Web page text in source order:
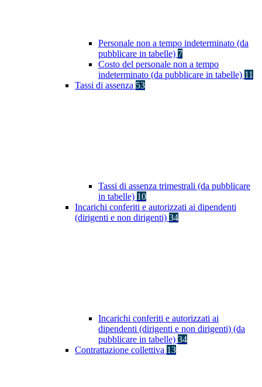
Personale non a tempo indeterminato (da
pubblicare in tabelle) 7
Costo del personale non a tempo
indeterminato (da pubblicare in tabelle) 11
Tassi di assenza 53
Tassi di assenza trimestrali (da pubblicare
in tabelle) 10
Incarichi conferiti e autorizzati ai dipendenti
(dirigenti e non dirigenti) 34
Incarichi conferiti e autorizzati ai
dipendenti (dirigenti e non dirigenti) (da
pubblicare in tabelle) 34
Contrattazione collettiva 13